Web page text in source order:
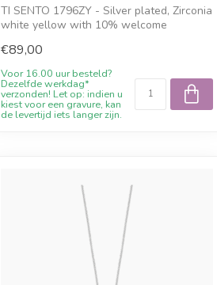
TI SENTO 1796ZY - Silver plated, Zirconia
white yellow with 10% welcome
€89,00
Voor 16.00 uur besteld?
Dezelfde werkdag*
verzonden! Let op: indien u
kiest voor een gravure, kan
de levertijd iets langer zijn.